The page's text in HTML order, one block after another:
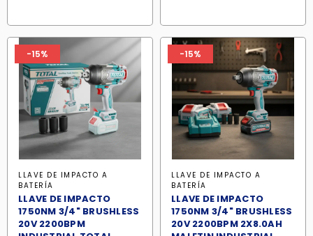
-15%
LLAVE DE IMPACTO A
BATERÍA
LLAVE DE IMPACTO
1750NM 3/4" BRUSHLESS
20V 2200BPM
-15%
LLAVE DE IMPACTO A
BATERÍA
LLAVE DE IMPACTO
1750NM 3/4" BRUSHLESS
20V 2200BPM 2X8.0AH